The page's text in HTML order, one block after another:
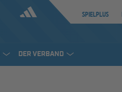
SPIELPLUS
DER VERBAND